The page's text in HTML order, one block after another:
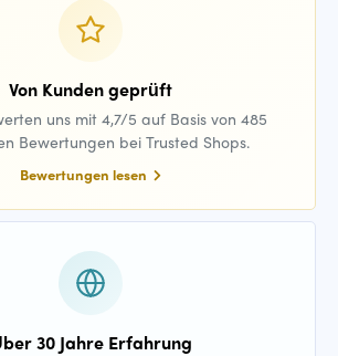
Von Kunden geprüft
uns mit 4,7/5 auf Basis von 485
Bewertungen bei Trusted Shops.
Bewertungen lesen
30 Jahre Erfahrung